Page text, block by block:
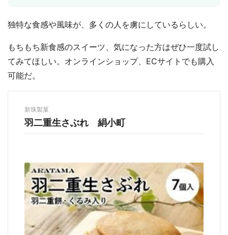
独特な食感や風味が、多くの人を虜にしているらしい。
もちもち新食感のスイーツ、気になった方はぜひ一度試し
てみてほしい。オンラインショップ、ECサイトでも購入
可能だ。
新珠製菓
羽二重生さぶれ 絹小町